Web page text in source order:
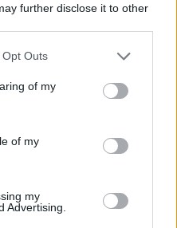
further disclose it to other
Outs
of my
of my
my
Advertising.